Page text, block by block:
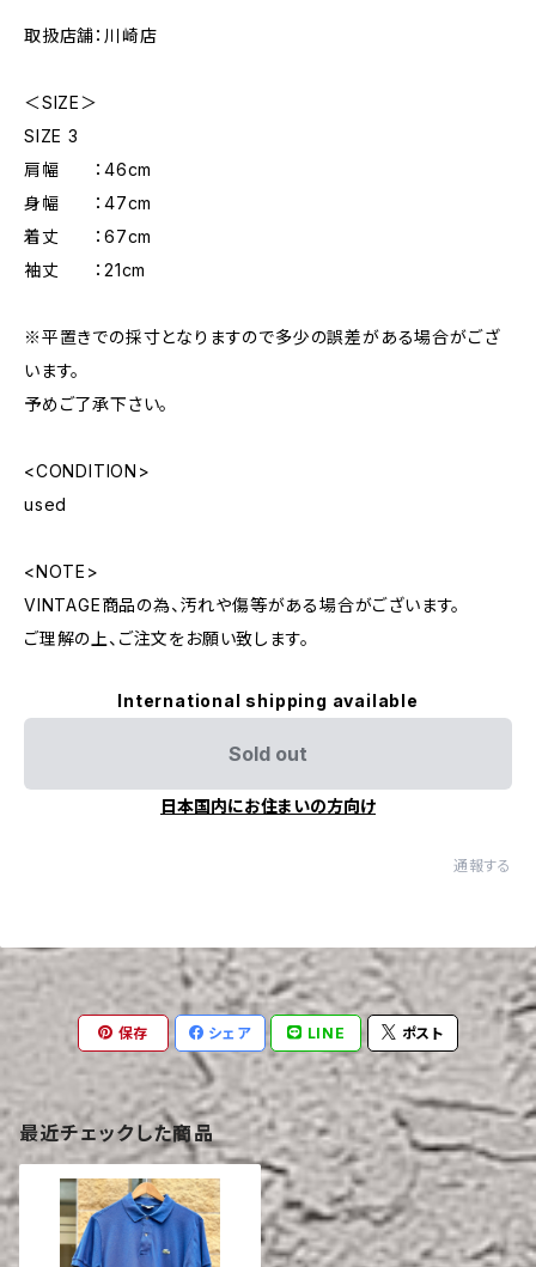
取扱店舗：川崎店
＜SIZE＞
SIZE 3
肩幅 ：46cm
身幅 ：47cm
着丈 ：67cm
袖丈 ：21cm
※平置きでの採寸となりますので多少の誤差がある場合がござ
います。
予めご了承下さい。
<CONDITION>
used
<NOTE>
VINTAGE商品の為、汚れや傷等がある場合がございます。
ご理解の上、ご注文をお願い致します。
International shipping available
Sold out
日本国内にお住まいの方向け
通報する
保存 シェア LINE ポスト
最近チェックした商品